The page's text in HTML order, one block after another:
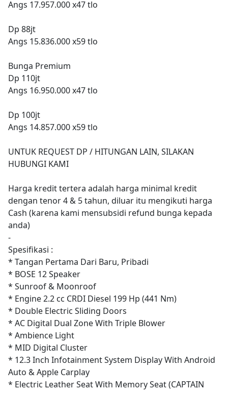
Angs 17.957.000 x47 tlo
Dp 88jt
Angs 15.836.000 x59 tlo
Bunga Premium
Dp 110jt
Angs 16.950.000 x47 tlo
Dp 100jt
Angs 14.857.000 x59 tlo
UNTUK REQUEST DP / HITUNGAN LAIN, SILAKAN
HUBUNGI KAMI
Harga kredit tertera adalah harga minimal kredit
dengan tenor 4 & 5 tahun, diluar itu mengikuti harga
Cash (karena kami mensubsidi refund bunga kepada
anda)
-
Spesifikasi :
* Tangan Pertama Dari Baru, Pribadi
* BOSE 12 Speaker
* Sunroof & Moonroof
* Engine 2.2 cc CRDI Diesel 199 Hp (441 Nm)
* Double Electric Sliding Doors
* AC Digital Dual Zone With Triple Blower
* Ambience Light
* MID Digital Cluster
* 12.3 Inch Infotainment System Display With Android
Auto & Apple Carplay
* Electric Leather Seat With Memory Seat (CAPTAIN